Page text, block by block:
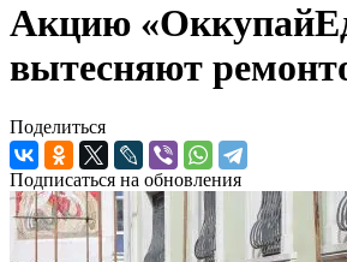
Акцию
вытесняют
Поделиться
Подписаться на обновления